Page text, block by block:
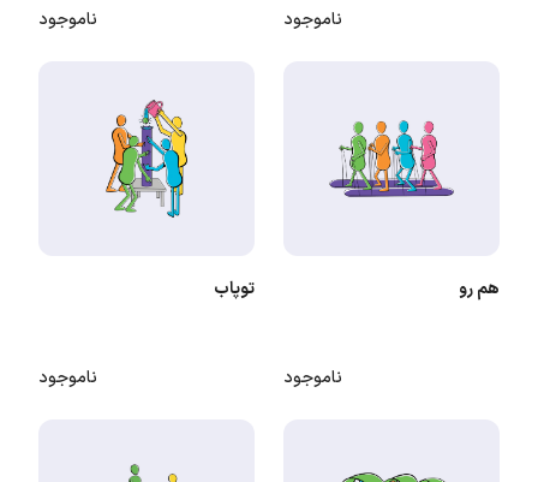
ناموجود ناموجود
هم رو
ناموجود
توپاب
ناموجود